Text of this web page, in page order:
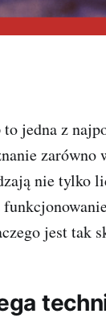
to jedna z
nie tylko
jest tak